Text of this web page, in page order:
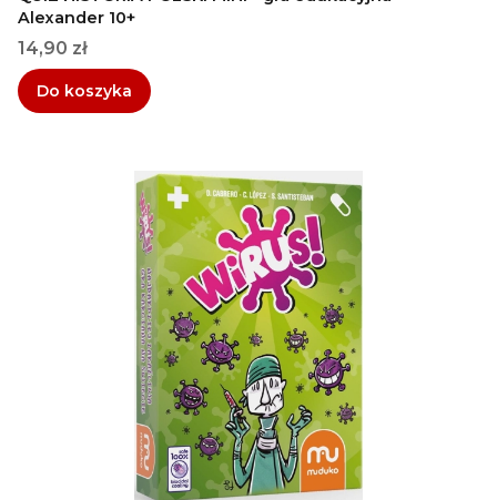
Alexander 10+
Cena
14,90 zł
Do koszyka